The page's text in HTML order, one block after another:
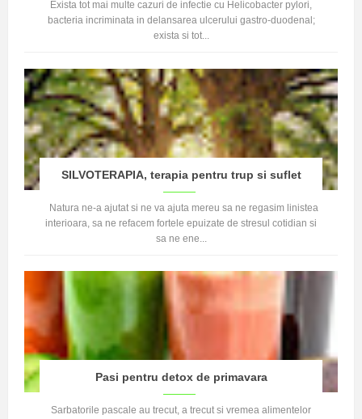
Exista tot mai multe cazuri de infectie cu Helicobacter pylori,
bacteria incriminata in delansarea ulcerului gastro-duodenal;
exista si tot...
SILVOTERAPIA, terapia pentru trup si suflet
Natura ne-a ajutat si ne va ajuta mereu sa ne regasim linistea
interioara, sa ne refacem fortele epuizate de stresul cotidian si
sa ne ene...
Pasi pentru detox de primavara
Sarbatorile pascale au trecut, a trecut si vremea alimentelor